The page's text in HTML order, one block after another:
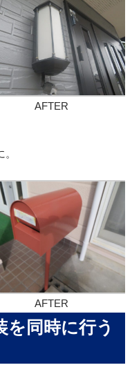
AFTER
AFTER
を同時に行う